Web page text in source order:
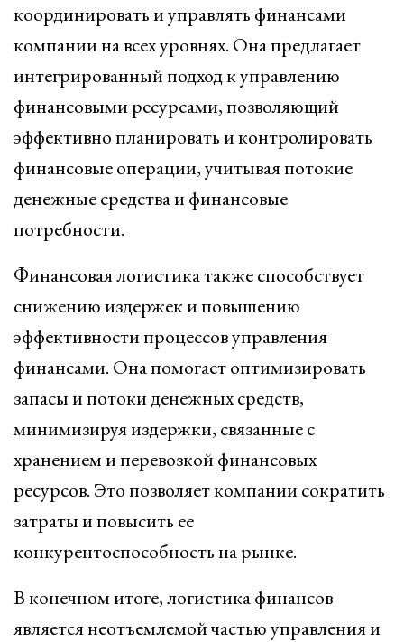
координировать и управлять финансами
компании на всех уровнях. Она предлагает
интегрированный подход к управлению
финансовыми ресурсами, позволяющий
эффективно планировать и контролировать
финансовые операции, учитывая потокие
денежные средства и финансовые
потребности.
Финансовая логистика также способствует
снижению издержек и повышению
эффективности процессов управления
финансами. Она помогает оптимизировать
запасы и потоки денежных средств,
минимизируя издержки, связанные с
хранением и перевозкой финансовых
ресурсов. Это позволяет компании сократить
затраты и повысить ее
конкурентоспособность на рынке.
В конечном итоге, логистика финансов
является неотъемлемой частью управления и